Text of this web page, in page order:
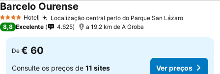
4 EstrelasHotel Localização central perto do Parque San Lázaro
Barcelo Ourense
8,8 Excelente 4.625 a 19.2 km de A Groba
De € 60
Consulte os preços de 11 sites Ver preços